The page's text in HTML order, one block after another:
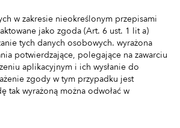
w zakresie nieokreślonym przepisami
jako zgoda (Art. 6 ust. 1 lit a)
tych danych osobowych. wyrażona
potwierdzające, polegające na zawarciu
aplikacyjnym i ich wysłanie do
zgody w tym przypadku jest
tak wyrażoną można odwołać w